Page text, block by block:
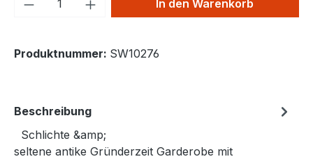
In den Warenkorb
Produktnummer: SW10276
Beschreibung
Schlichte &amp;
seltene antike Gründerzeit Garderobe mit